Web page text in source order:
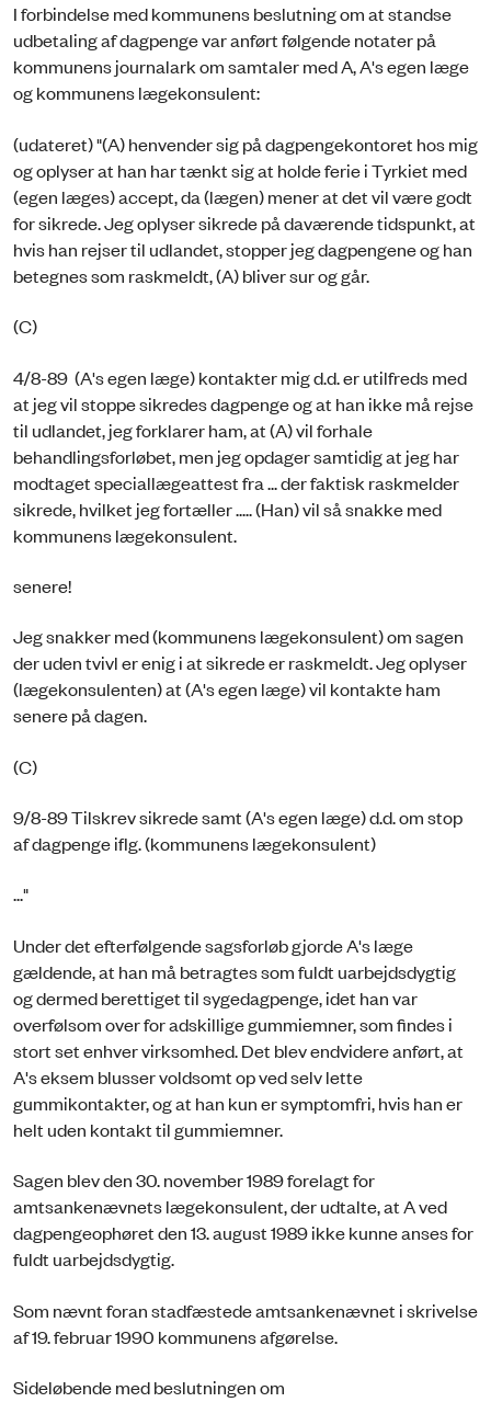
I forbindelse med kommunens beslutning om at standse
udbetaling af dagpenge var anført følgende notater på
kommunens journalark om samtaler med A, A's egen læge
og kommunens lægekonsulent:
(udateret) "(A) henvender sig på dagpengekontoret hos mig
og oplyser at han har tænkt sig at holde ferie i Tyrkiet med
(egen læges) accept, da (lægen) mener at det vil være godt
for sikrede. Jeg oplyser sikrede på daværende tidspunkt, at
hvis han rejser til udlandet, stopper jeg dagpengene og han
betegnes som raskmeldt, (A) bliver sur og går.
(C)
4/8-89 (A's egen læge) kontakter mig d.d. er utilfreds med
at jeg vil stoppe sikredes dagpenge og at han ikke må rejse
til udlandet, jeg forklarer ham, at (A) vil forhale
behandlingsforløbet, men jeg opdager samtidig at jeg har
modtaget speciallægeattest fra ... der faktisk raskmelder
sikrede, hvilket jeg fortæller ..... (Han) vil så snakke med
kommunens lægekonsulent.
senere!
Jeg snakker med (kommunens lægekonsulent) om sagen
der uden tvivl er enig i at sikrede er raskmeldt. Jeg oplyser
(lægekonsulenten) at (A's egen læge) vil kontakte ham
senere på dagen.
(C)
9/8-89 Tilskrev sikrede samt (A's egen læge) d.d. om stop
af dagpenge iflg. (kommunens lægekonsulent)
..."
Under det efterfølgende sagsforløb gjorde A's læge
gældende, at han må betragtes som fuldt uarbejdsdygtig
og dermed berettiget til sygedagpenge, idet han var
overfølsom over for adskillige gummiemner, som findes i
stort set enhver virksomhed. Det blev endvidere anført, at
A's eksem blusser voldsomt op ved selv lette
gummikontakter, og at han kun er symptomfri, hvis han er
helt uden kontakt til gummiemner.
Sagen blev den 30. november 1989 forelagt for
amtsankenævnets lægekonsulent, der udtalte, at A ved
dagpengeophøret den 13. august 1989 ikke kunne anses for
fuldt uarbejdsdygtig.
Som nævnt foran stadfæstede amtsankenævnet i skrivelse
af 19. februar 1990 kommunens afgørelse.
Sideløbende med beslutningen om